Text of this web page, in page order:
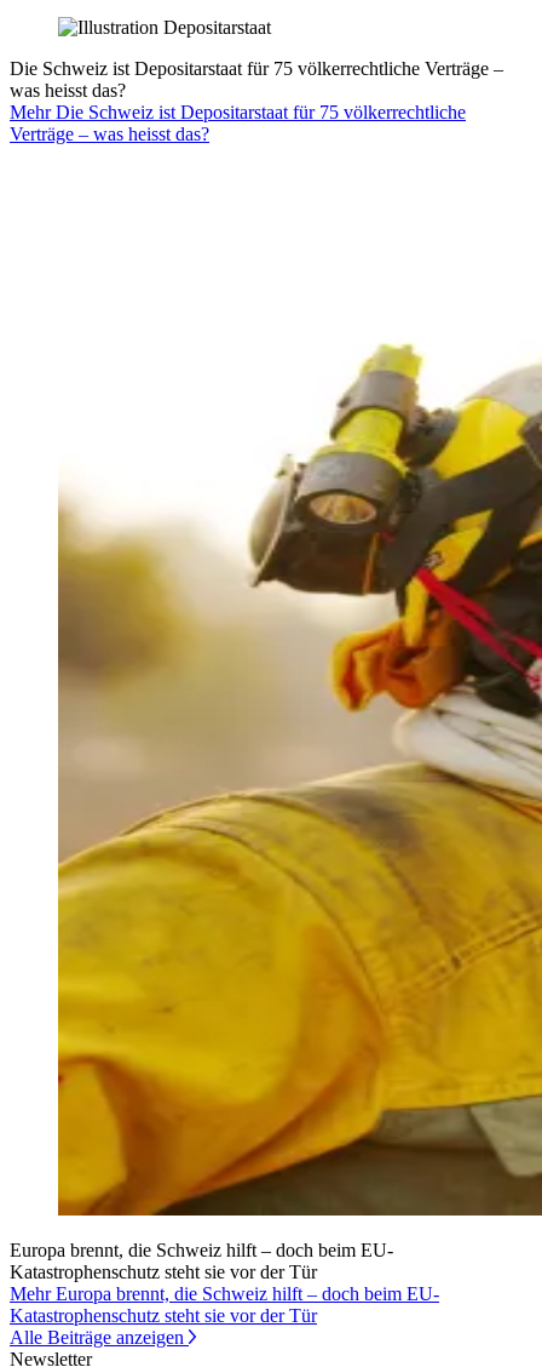
Die Schweiz ist Depositarstaat für 75 völkerrechtliche Verträge –
was heisst das?
Mehr Die Schweiz ist Depositarstaat für 75 völkerrechtliche
Verträge – was heisst das?
Europa brennt, die Schweiz hilft – doch beim EU-
Katastrophenschutz steht sie vor der Tür
Mehr Europa brennt, die Schweiz hilft – doch beim EU-
Katastrophenschutz steht sie vor der Tür
Alle Beiträge anzeigen
Newsletter